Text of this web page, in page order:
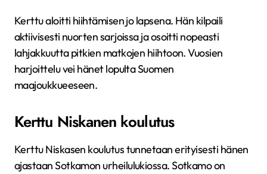
Kerttu aloitti hiihtämisen jo lapsena. Hän kilpaili
aktiivisesti nuorten sarjoissa ja osoitti nopeasti
lahjakkuutta pitkien matkojen hiihtoon. Vuosien
harjoittelu vei hänet lopulta Suomen
maajoukkueeseen.
Kerttu Niskanen koulutus
Kerttu Niskasen koulutus tunnetaan erityisesti hänen
ajastaan Sotkamon urheilulukiossa. Sotkamo on